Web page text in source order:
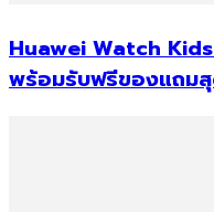
Huawei Watch
พร้อมรับฟรีของแถม